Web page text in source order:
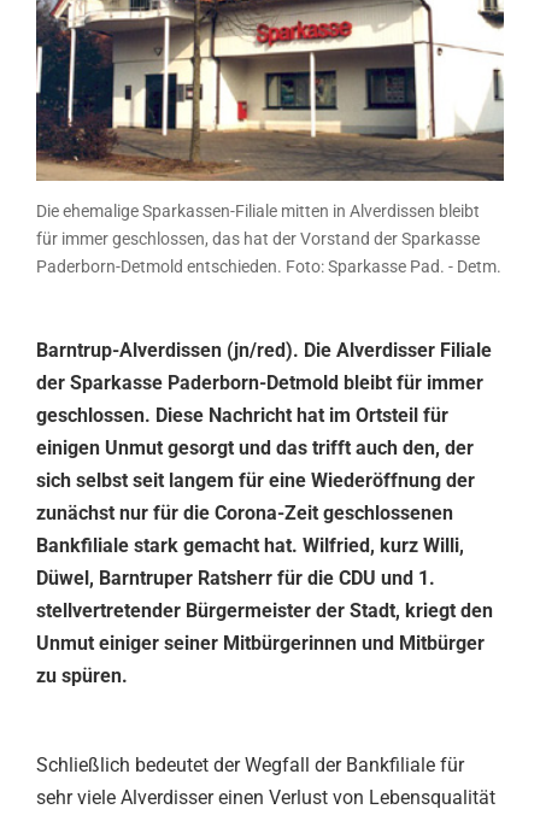
Die ehemalige Sparkassen-Filiale mitten in Alverdissen bleibt
für immer geschlossen, das hat der Vorstand der Sparkasse
Paderborn-Detmold entschieden. Foto: Sparkasse Pad. - Detm.
Barntrup-Alverdissen (jn/red). Die Alverdisser Filiale
der Sparkasse Paderborn-Detmold bleibt für immer
geschlossen. Diese Nachricht hat im Ortsteil für
einigen Unmut gesorgt und das trifft auch den, der
sich selbst seit langem für eine Wiederöffnung der
zunächst nur für die Corona-Zeit geschlossenen
Bankfiliale stark gemacht hat. Wilfried, kurz Willi,
Düwel, Barntruper Ratsherr für die CDU und 1.
stellvertretender Bürgermeister der Stadt, kriegt den
Unmut einiger seiner Mitbürgerinnen und Mitbürger
zu spüren.
Schließlich bedeutet der Wegfall der Bankfiliale für
sehr viele Alverdisser einen Verlust von Lebensqualität